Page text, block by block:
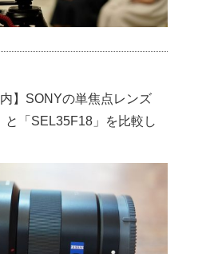
内】SONYの単焦点レンズ
と「SEL35F18」を比較し